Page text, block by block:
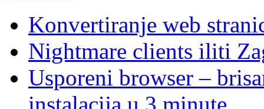
Konvertiranje web
Nightmare clients iliti
Usporeni browser –